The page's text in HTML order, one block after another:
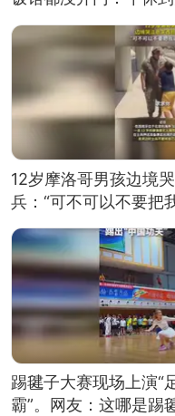
12岁摩洛哥男孩边境
兵：“可不可以不要把
踢毽子大赛现场上演“
霸”。网友：这哪是踢